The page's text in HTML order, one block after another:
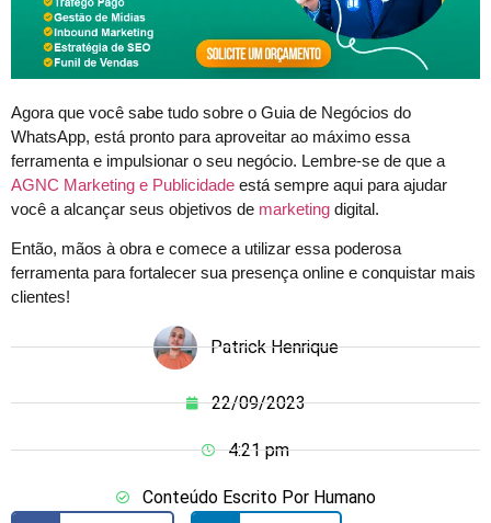
Agora que você sabe tudo sobre o Guia de Negócios do
WhatsApp, está pronto para aproveitar ao máximo essa
ferramenta e impulsionar o seu negócio. Lembre-se de que a
AGNC Marketing e Publicidade está sempre aqui para ajudar
você a alcançar seus objetivos de marketing digital.
Então, mãos à obra e comece a utilizar essa poderosa
ferramenta para fortalecer sua presença online e conquistar mais
clientes!
Patrick Henrique
22/09/2023
4:21 pm
Conteúdo Escrito Por Humano